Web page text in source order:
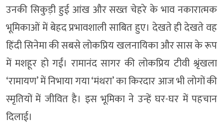
उनकी सिकुड़ी हुई आंख और सख्त चेहरे के भाव नकारात्मक
भूमिकाओं में बेहद प्रभावशाली साबित हुए। देखते ही देखते वह
हिंदी सिनेमा की सबसे लोकप्रिय खलनायिका और सास के रूप
में मशहूर हो गईं। रामानंद सागर की लोकप्रिय टीवी श्रृंखला
‘रामायण’ में निभाया गया ‘मंथरा’ का किरदार आज भी लोगों की
स्मृतियों में जीवित है। इस भूमिका ने उन्हें घर-घर में पहचान
दिलाई।